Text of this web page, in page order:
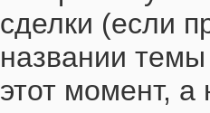
сделки (если
названии
этот момент, а